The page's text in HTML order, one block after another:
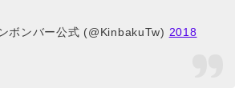
ボンバー公式 (@KinbakuTw) 2018